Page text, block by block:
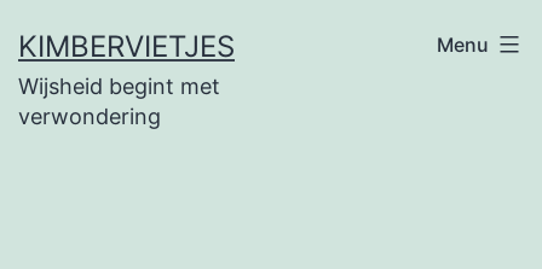
naar
de
KIMBERVIETJES
Wijsheid begint met
verwondering
Menu